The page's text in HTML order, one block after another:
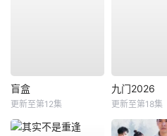
盲盒
更新至第12集
九门2026
更新至第18集